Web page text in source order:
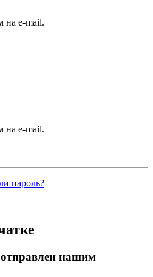
на e-mail.
на e-mail.
пароль?
отправлен нашим